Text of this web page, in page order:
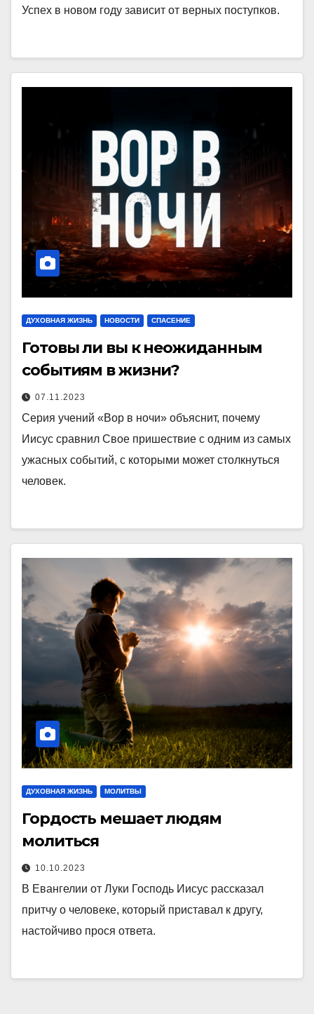
Успех в новом году зависит от верных поступков.
ДУХОВНАЯ ЖИЗНЬ НОВОСТИ СПАСЕНИЕ
Готовы ли вы к неожиданным
событиям в жизни?
07.11.2023
Серия учений «Вор в ночи» объяснит, почему
Иисус сравнил Свое пришествие с одним из самых
ужасных событий, с которыми может столкнуться
человек.
ДУХОВНАЯ ЖИЗНЬ МОЛИТВЫ
Гордость мешает людям
молиться
10.10.2023
В Евангелии от Луки Господь Иисус рассказал
притчу о человеке, который приставал к другу,
настойчиво прося ответа.